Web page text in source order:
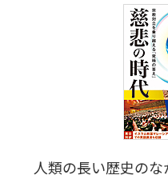
人類の長い歴史の